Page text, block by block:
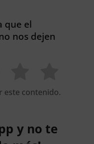
que el
nos dejen
este contenido.
y no te